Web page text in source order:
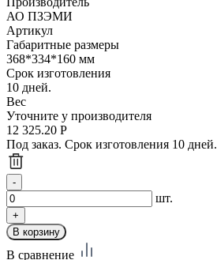
АО ПЗЭМИ
Артикул
Габаритные размеры
368*334*160 мм
Срок изготовления
10 дней.
Вес
Уточните у производителя
12 325.20 Р
Под заказ. Срок изготовления 10 дней.
шт.
В сравнение